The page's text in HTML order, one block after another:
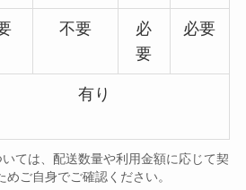
不要
必
要
必要
有り
ては、配送数量や利用金額に応じて契
めご自身でご確認ください。